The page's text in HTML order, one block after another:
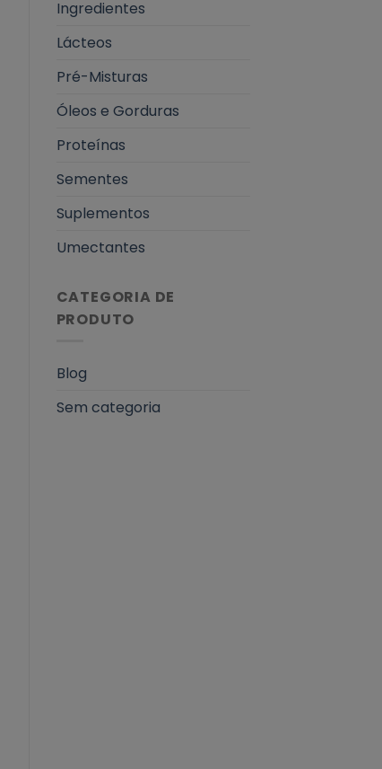
Ingredientes
Lácteos
Pré-Misturas
Óleos e Gorduras
Proteínas
Sementes
Suplementos
Umectantes
CATEGORIA DE
PRODUTO
Blog
Sem categoria